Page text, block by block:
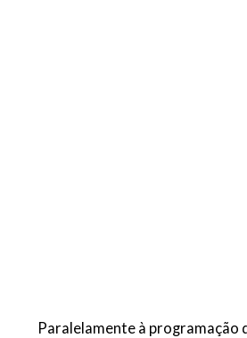
Paralelamente à programação